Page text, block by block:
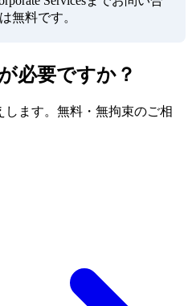
無料です。
必要ですか？
ます。無料・無拘束のご相